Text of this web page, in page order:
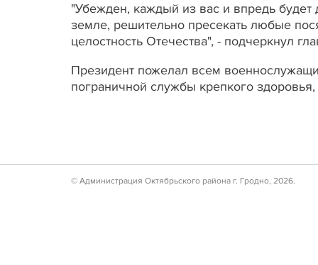
"Убежден, каждый из вас и впредь
земле, решительно пресекать любые
целостность Отечества", - подчеркнул
Президент пожелал всем
пограничной службы крепкого
© Администрация Октябрьского района г. Гродно, 2026.